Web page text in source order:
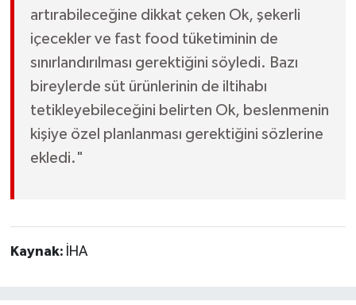
artırabileceğine dikkat çeken Ok, şekerli
içecekler ve fast food tüketiminin de
sınırlandırılması gerektiğini söyledi. Bazı
bireylerde süt ürünlerinin de iltihabı
tetikleyebileceğini belirten Ok, beslenmenin
kişiye özel planlanması gerektiğini sözlerine
ekledi."
Kaynak: İHA